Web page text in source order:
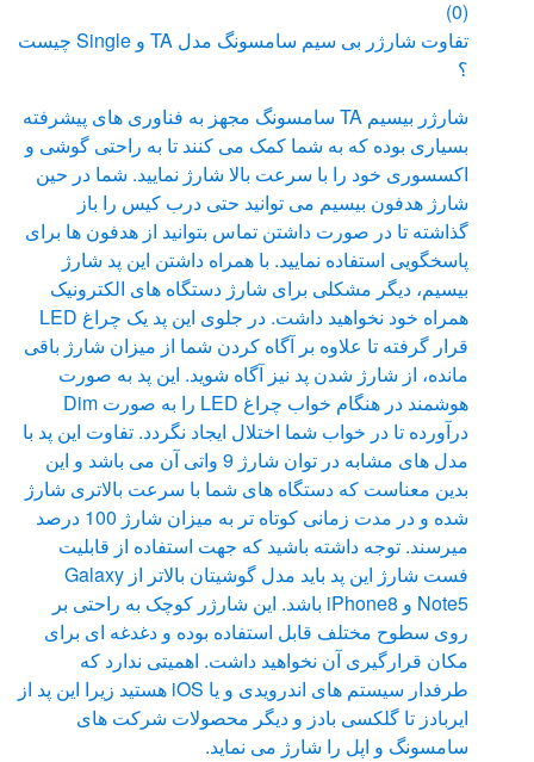
(0)
تفاوت شارژر بی سیم سامسونگ مدل TA و Single چیست
؟
شارژر بیسیم TA سامسونگ مجهز به فناوری های پیشرفته
بسیاری بوده که به شما کمک می کنند تا به راحتی گوشی و
اکسسوری خود را با سرعت بالا شارژ نمایید. شما در حین
شارژ هدفون بیسیم می توانید حتی درب کیس را باز
گذاشته تا در صورت داشتن تماس بتوانید از هدفون ها برای
پاسخگویی استفاده نمایید. با همراه داشتن این پد شارژ
بیسیم، دیگر مشکلی برای شارژ دستگاه های الکترونیک
همراه خود نخواهید داشت. در جلوی این پد یک چراغ LED
قرار گرفته تا علاوه بر آگاه کردن شما از میزان شارژ باقی
مانده، از شارژ شدن پد نیز آگاه شوید. این پد به صورت
هوشمند در هنگام خواب چراغ LED را به صورت Dim
درآورده تا در خواب شما اختلال ایجاد نگردد. تفاوت این پد با
مدل های مشابه در توان شارژ 9 واتی آن می باشد و این
بدین معناست که دستگاه های شما با سرعت بالاتری شارژ
شده و در مدت زمانی کوتاه تر به میزان شارژ 100 درصد
میرسند. توجه داشته باشید که جهت استفاده از قابلیت
فست شارژ این پد باید مدل گوشیتان بالاتر از Galaxy
Note5 و iPhone8 باشد. این شارژر کوچک به راحتی بر
روی سطوح مختلف قابل استفاده بوده و دغدغه ای برای
مکان قرارگیری آن نخواهید داشت. اهمیتی ندارد که
طرفدار سیستم های اندرویدی و یا iOS هستید زیرا این پد از
ایربادز تا گلکسی بادز و دیگر محصولات شرکت های
سامسونگ و اپل را شارژ می نماید.